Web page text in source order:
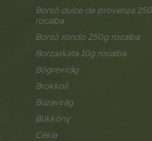
borsó dulce de provenza 250g
rocalba
borsó rondo 250g rocalba
borzaskata 10g rocalba
bögrevirág
brokkoli
búzavirág
bükköny
cékla